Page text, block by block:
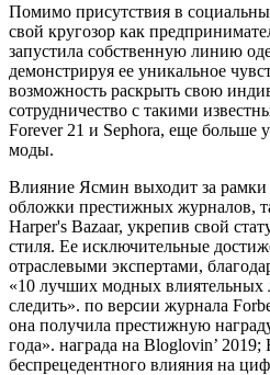
Помимо присутствия в
свой кругозор как
запустила собственную линию
демонстрируя ее уникальное
возможность раскрыть свою
сотрудничество с такими
Forever 21 и Sephora, еще больше
моды.
Влияние Ясмин выходит за
обложки престижных журналов,
Harper's Bazaar, укрепив свой
стиля. Ее исключительные
отраслевыми экспертами,
«10 лучших модных влиятельных
следить». по версии журнала
она получила престижную
года». награда на Bloglovin’ 2019;
беспрецедентного влияния на